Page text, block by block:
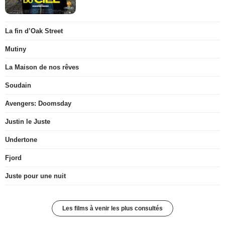
La fin d’Oak Street
Mutiny
La Maison de nos rêves
Soudain
Avengers: Doomsday
Justin le Juste
Undertone
Fjord
Juste pour une nuit
Les films à venir les plus consultés